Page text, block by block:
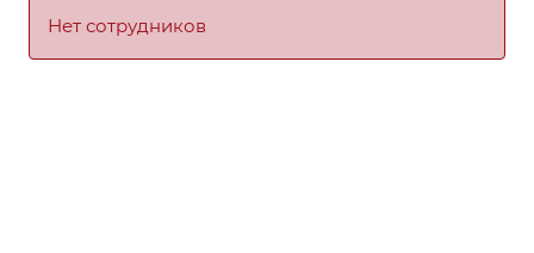
Нет сотрудников